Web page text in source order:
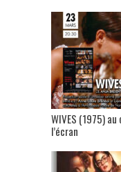
WIVES (1975)
l’écran